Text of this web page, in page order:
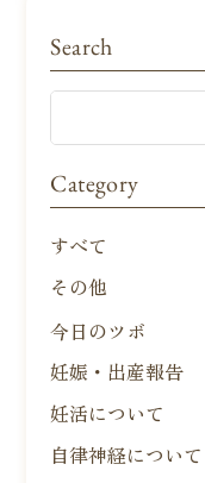
Search
Category
すべて
その他
今日のツボ
妊娠・出産報告
妊活について
自律神経について